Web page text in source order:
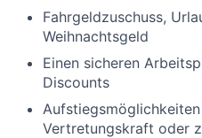
Fahrgeldzuschuss,
Weihnachtsgeld
Einen sicheren
Discounts
Vertretungskraft oder